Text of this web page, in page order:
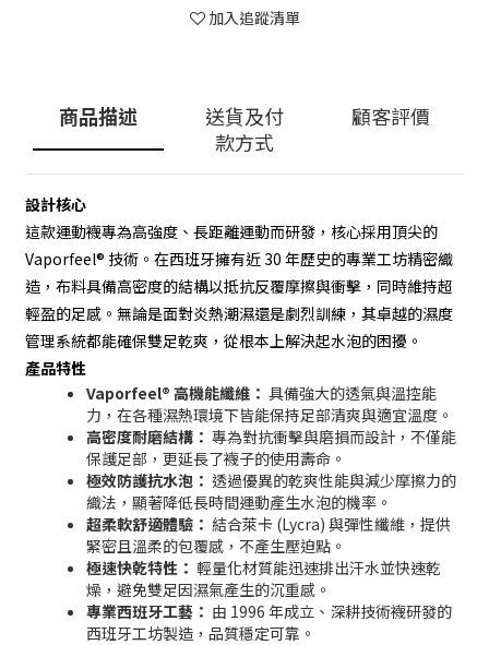
加入追蹤清單
商品描述
送貨及付
款方式
顧客評價
設計核心
這款運動襪專為高強度、長距離運動而研發，核心採用頂尖的
Vaporfeel® 技術。在西班牙擁有近 30 年歷史的專業工坊精密織
造，布料具備高密度的結構以抵抗反覆摩擦與衝擊，同時維持超
輕盈的足感。無論是面對炎熱潮濕還是劇烈訓練，其卓越的濕度
管理系統都能確保雙足乾爽，從根本上解決起水泡的困擾。
產品特性
Vaporfeel® 高機能纖維： 具備強大的透氣與溫控能
力，在各種濕熱環境下皆能保持足部清爽與適宜溫度。
高密度耐磨結構： 專為對抗衝擊與磨損而設計，不僅能
保護足部，更延長了襪子的使用壽命。
極效防護抗水泡： 透過優異的乾爽性能與減少摩擦力的
織法，顯著降低長時間運動產生水泡的機率。
超柔軟舒適體驗： 結合萊卡 (Lycra) 與彈性纖維，提供
緊密且溫柔的包覆感，不產生壓迫點。
極速快乾特性： 輕量化材質能迅速排出汗水並快速乾
燥，避免雙足因濕氣產生的沉重感。
專業西班牙工藝： 由 1996 年成立、深耕技術襪研發的
西班牙工坊製造，品質穩定可靠。